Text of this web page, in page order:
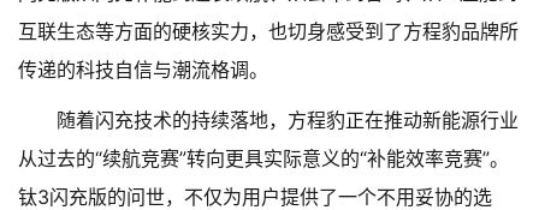
互联生态等方面的硬核实力，也切身感受到了方程豹品牌所
传递的科技自信与潮流格调。
随着闪充技术的持续落地，方程豹正在推动新能源行业
从过去的“续航竞赛”转向更具实际意义的“补能效率竞赛”。
钛3闪充版的问世，不仅为用户提供了一个不用妥协的选